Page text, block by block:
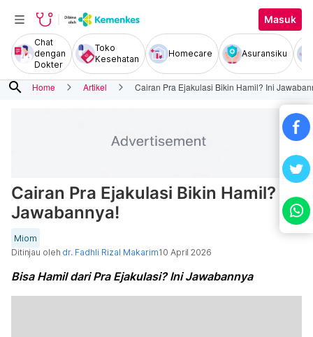
Masuk
Chat
dengan
Dokter
Toko
Kesehatan
Homecare Asuransiku
search Home Artikel Cairan Pra Ejakulasi Bikin Hamil? Ini
Cairan Pra Ejakulasi Bikin Hamil? Ini
Jawabannya!
Miom
Ditinjau oleh dr. Fadhli Rizal Makarim10 April 2026
Bisa Hamil dari Pra Ejakulasi? Ini Jawabannya